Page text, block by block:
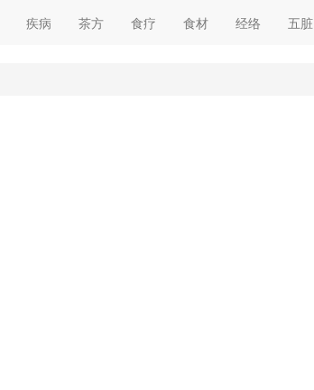
疾病 茶方 食疗 食材 经络 五脏